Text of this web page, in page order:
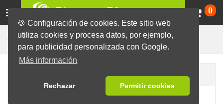
🍪 Configuración de cookies. Este sitio web
utiliza cookies y procesa datos, por ejemplo,
para publicidad personalizada con Google.
Más información
Rechazar Permitir cookies
0
Chapas Chapas con Imán Para Ropa